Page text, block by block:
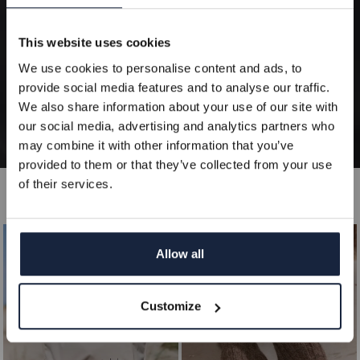
This website uses cookies
We use cookies to personalise content and ads, to
provide social media features and to analyse our traffic.
We also share information about your use of our site with
our social media, advertising and analytics partners who
may combine it with other information that you’ve
provided to them or that they’ve collected from your use
of their services.
Allow all
Customize
Filtrera & sortera
Få 10% på ditt köp när du prenumererar på vårt
nyhetsbrev. Då får du exklusiva erbjudanden och de
senaste nyheterna direkt i din inbox.
Gäller ej redan nedsatta produkter
Epost